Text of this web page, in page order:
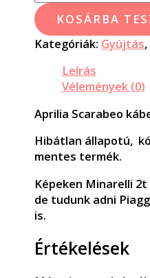
KOSÁRBA
Kategóriák: Gyújtás,
Leírás
Vélemények (0)
Aprilia Scarabeo
Hibátlan állapotú,
mentes termék.
Képeken Minarelli
de tudunk adni
is.
Értékelések